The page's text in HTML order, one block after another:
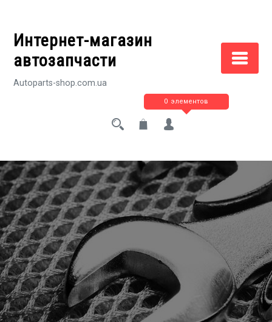
содержимому
Интернет-магазин
автозапчасти
Autoparts-shop.com.ua
0 элементов